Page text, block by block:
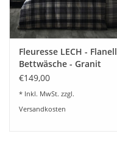
Fleuresse LECH - Flanell
Bettwäsche - Granit
604264
€149,00
* Inkl. MwSt. zzgl.
Versandkosten